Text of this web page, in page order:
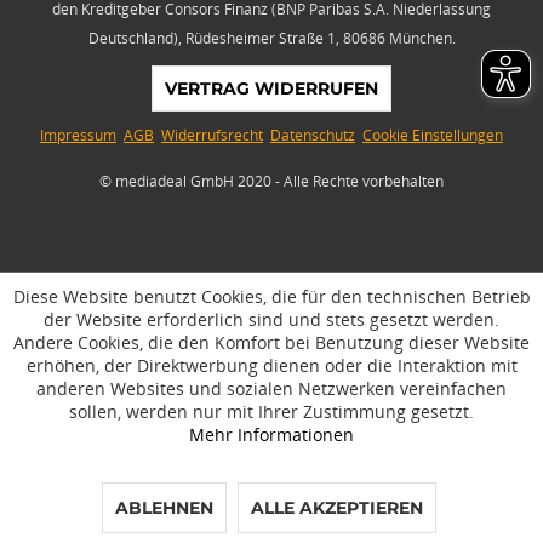
den Kreditgeber Consors Finanz (BNP Paribas S.A. Niederlassung
Deutschland), Rüdesheimer Straße 1, 80686 München.
VERTRAG WIDERRUFEN
Impressum AGB Widerrufsrecht Datenschutz Cookie Einstellungen
© mediadeal GmbH 2020 - Alle Rechte vorbehalten
Diese Website benutzt Cookies, die für den technischen Betrieb
der Website erforderlich sind und stets gesetzt werden.
Andere Cookies, die den Komfort bei Benutzung dieser Website
erhöhen, der Direktwerbung dienen oder die Interaktion mit
anderen Websites und sozialen Netzwerken vereinfachen
sollen, werden nur mit Ihrer Zustimmung gesetzt.
Mehr Informationen
ABLEHNEN ALLE AKZEPTIEREN